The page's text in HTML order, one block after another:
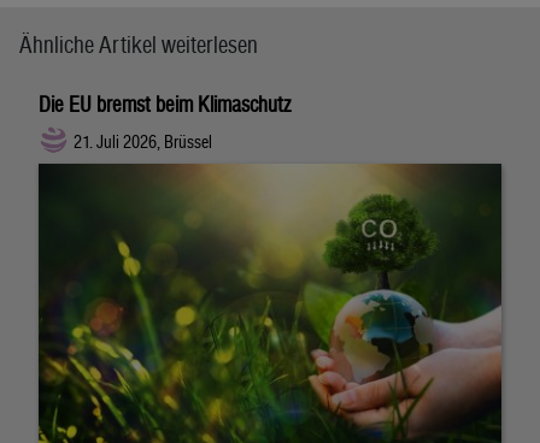
Ähnliche Artikel weiterlesen
Die EU bremst beim Klimaschutz
21. Juli 2026, Brüssel